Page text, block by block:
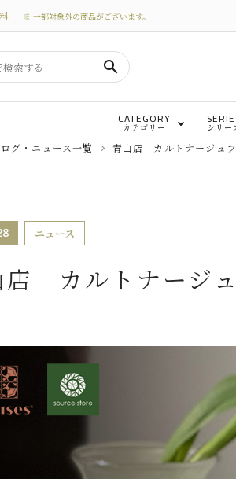
※ 一部対象外の商品がございます。
search
CATEGORY
カテゴリー
替えカバー
シリー
グ・ニュース一覧 青山店 カルトナージュ
ニュース
店 カルトナージ